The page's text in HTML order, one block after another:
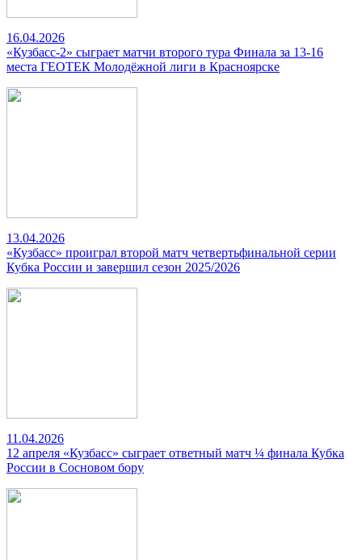
16.04.2026
«Кузбасс-2» сыграет матчи второго тура Финала за 13-16
места ГЕОТЕК Молодёжной лиги в Красноярске
13.04.2026
«Кузбасс» проиграл второй матч четвертьфинальной серии
Кубка России и завершил сезон 2025/2026
11.04.2026
12 апреля «Кузбасс» сыграет ответный матч ¼ финала Кубка
России в Сосновом бору